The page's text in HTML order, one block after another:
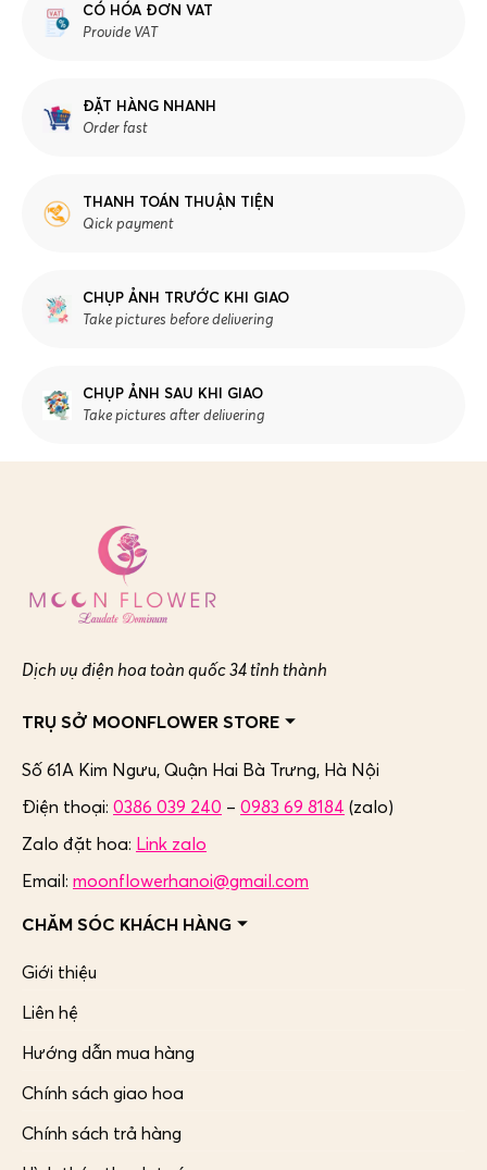
CÓ HÓA ĐƠN VAT
Provide VAT
ĐẶT HÀNG NHANH
Order fast
THANH TOÁN THUẬN TIỆN
Qick payment
CHỤP ẢNH TRƯỚC KHI GIAO
Take pictures before delivering
CHỤP ẢNH SAU KHI GIAO
Take pictures after delivering
Dịch vụ điện hoa toàn quốc 34 tỉnh thành
TRỤ SỞ MOONFLOWER STORE
Số 61A Kim Ngưu, Quận Hai Bà Trưng, Hà Nội
Điện thoại: 0386 039 240 – 0983 69 8184 (zalo)
Zalo đặt hoa: Link zalo
Email: moonflowerhanoi@gmail.com
CHĂM SÓC KHÁCH HÀNG
Giới thiệu
Liên hệ
Hướng dẫn mua hàng
Chính sách giao hoa
Chính sách trả hàng